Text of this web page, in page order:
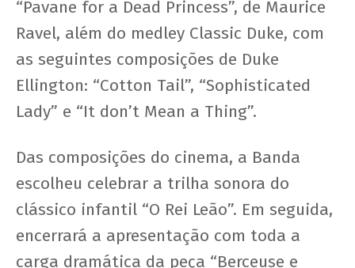
“Pavane for a Dead Princess”, de Maurice
Ravel, além do medley Classic Duke, com
as seguintes composições de Duke
Ellington: “Cotton Tail”, “Sophisticated
Lady” e “It don’t Mean a Thing”.
Das composições do cinema, a Banda
escolheu celebrar a trilha sonora do
clássico infantil “O Rei Leão”. Em seguida,
encerrará a apresentação com toda a
carga dramática da peça “Berceuse e